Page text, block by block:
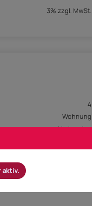
3% zzgl. MwSt.
4
Wohnung
Vorhanden
aktiv.